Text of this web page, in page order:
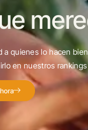
a quienes lo hacen
en nuestros